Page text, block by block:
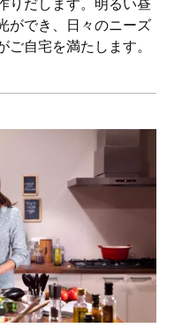
りだします。明るい昼
ができ、日々のニーズ
ご自宅を満たします。